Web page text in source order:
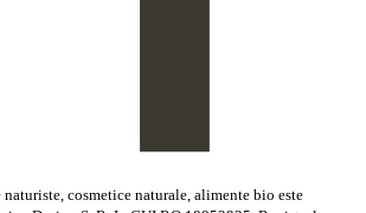
cosmetice naturale, alimente bio este